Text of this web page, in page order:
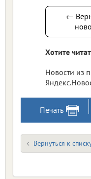
←
Хотите
Новости из
Печать
Вернуться к